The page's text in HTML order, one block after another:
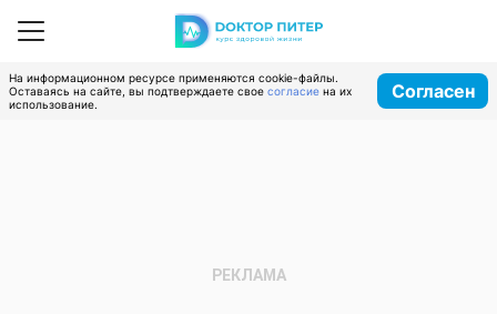
На информационном ресурсе применяются cookie-файлы.
Оставаясь на сайте, вы подтверждаете свое согласие на их
использование.
Согласен